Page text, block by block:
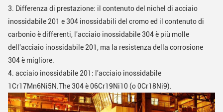
3.
Differenza di prestazione: il contenuto del nichel di acciaio
inossidabile 201 e 304 inossidabili del cromo ed il contenuto di
carbonio è differenti, l'acciaio inossidabile 304 è più molle
dell'acciaio inossidabile 201, ma la resistenza della corrosione
304 è migliore.
4. acciaio inossidabile 201: l'acciaio inossidabile
1Cr17Mn6Ni5N.The 304 è 06Cr19Ni10 (o 0Cr18Ni9).